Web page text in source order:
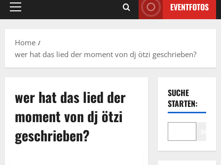
Primary
EVENTFOTOS
Home
wer hat das lied der moment von dj ötzi geschrieben?
wer hat das lied der
moment von dj ötzi
geschrieben?
SUCHE
STARTEN: